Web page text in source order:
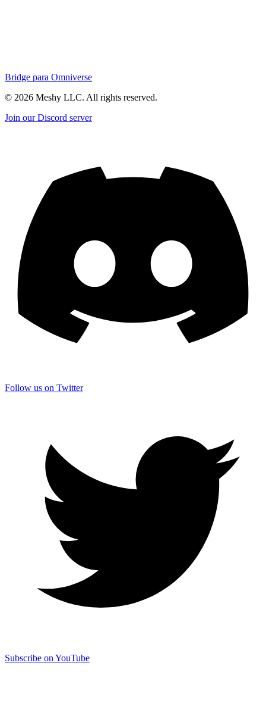
Bridge para Omniverse
© 2026 Meshy LLC. All rights reserved.
Join our Discord server
Follow us on Twitter
Subscribe on YouTube